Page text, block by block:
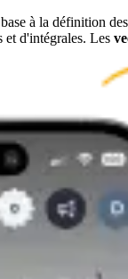
à la définition
et d'intégrales. Les
Il permet
il fournit un
de signaux.
trigonométrie et,
en